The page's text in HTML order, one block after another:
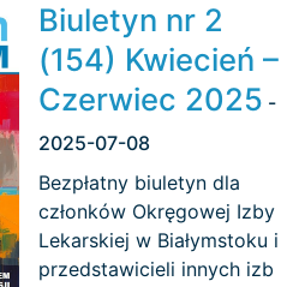
Biuletyn nr 2
(154) Kwiecień –
Czerwiec 2025 -
2025-07-08
Bezpłatny biuletyn dla
członków Okręgowej Izby
Lekarskiej w Białymstoku i
przedstawicieli innych izb